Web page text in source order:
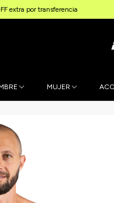
transferencia Envíos
MUJER